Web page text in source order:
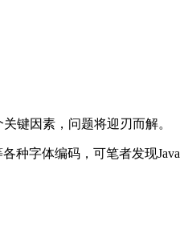
键因素，问题将迎刃而解。
种字体编码，可笔者发现